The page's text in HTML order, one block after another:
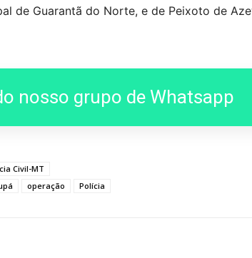
de Guarantã do Norte, e de Peixoto de
nosso grupo de Whatsapp
Civil-MT
operação Polícia